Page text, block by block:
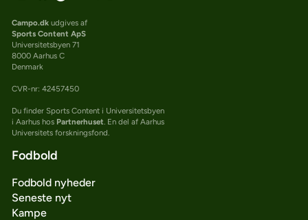
Campo.dkudgives af
Sports Content ApS
Universitetsbyen 71
8000 Aarhus C
Denmark
CVR-nr: 42457450
Du finder Sports Content i Universitetsbyen
i Aarhus hos Partnerhuset . En del af Aarhus
Universitets forskningsfond.
Fodbold
Fodbold nyheder
Seneste nyt
Kampe